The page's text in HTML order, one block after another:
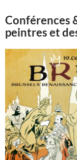
Conférences
peintres et